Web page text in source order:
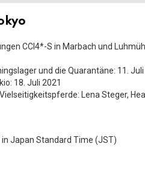
CCI4*-S in Marbach und
und die Quarantäne: 11. Juli
18. Juli 2021
Lena Steger,
Japan Standard Time (JST)